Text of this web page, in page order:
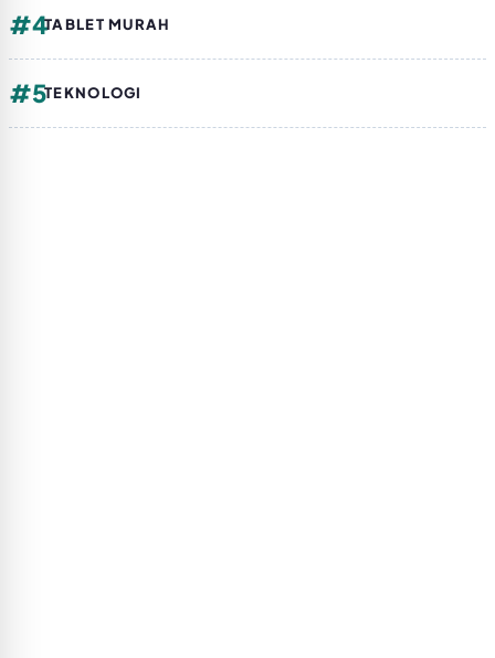
#4TABLET MURAH
#5TEKNOLOGI